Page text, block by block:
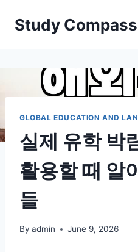
Study Compass
GLOBAL EDUCATION AND
실제 유학 박
활용할 때 알
들
By admin June 9, 2026